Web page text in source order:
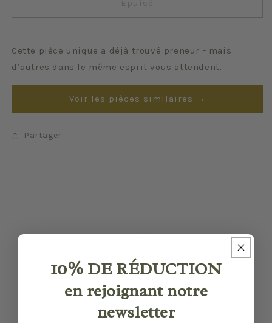
Épuisé
Cette pièce unique a déjà trouvé preneur - mais
d’autres dans le même esprit vous attendent.
Voir les pièces similaires →
Partager
10% DE RÉDUCTION
en rejoignant notre
newsletter